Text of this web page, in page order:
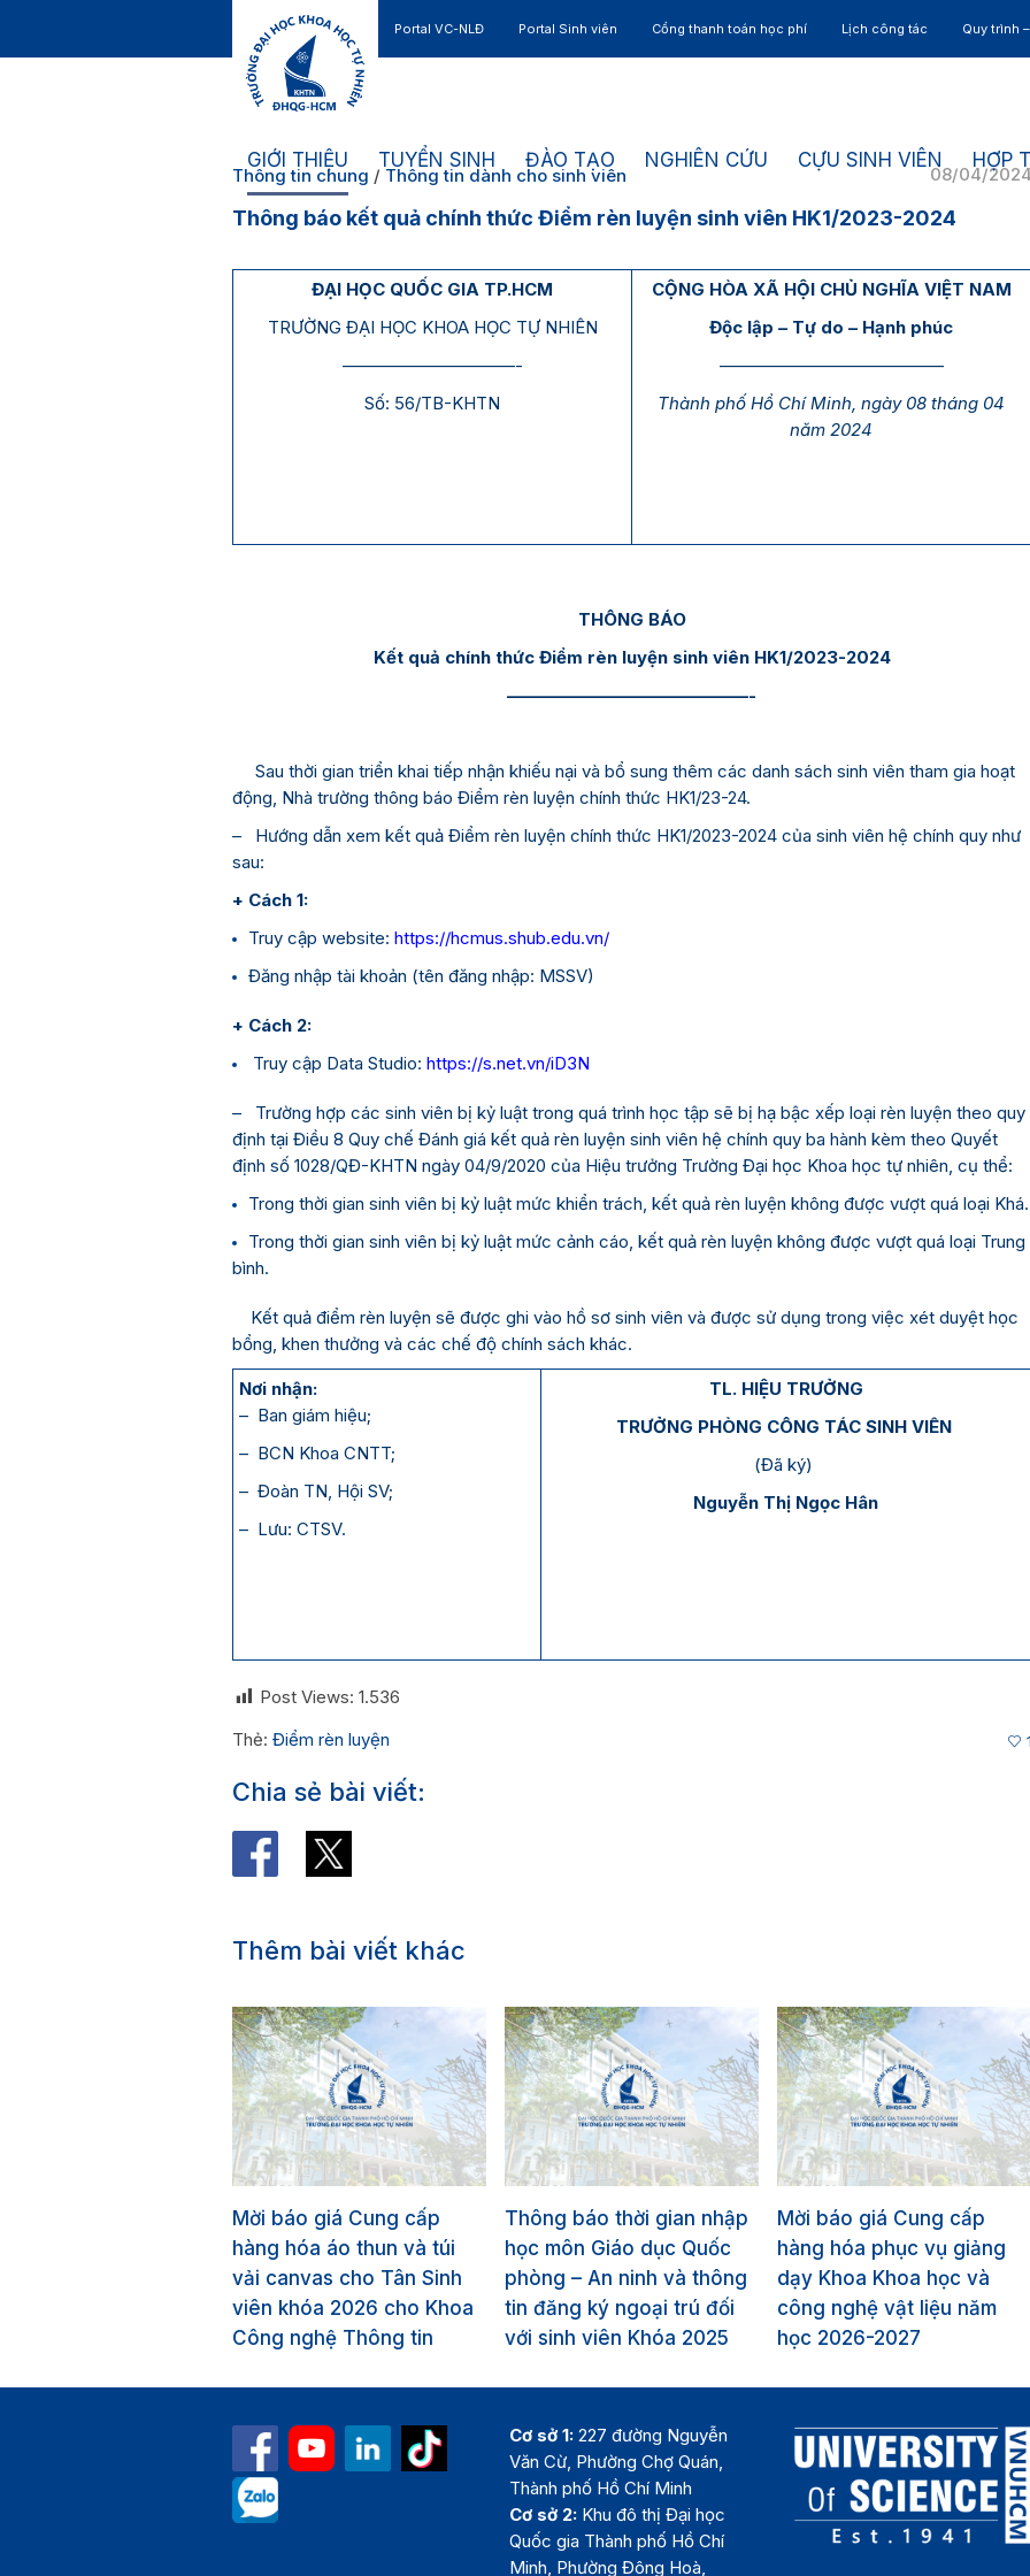
Portal VC-NLĐ Portal Sinh viên Cổng thanh toán học phí Lịch công tác Quy trình
GIỚI THIỆU TUYỂN SINH ĐÀO TẠO NGHIÊN CỨU CỰU SINH VIÊN HỢP
08/04/
Thông tin chung / Thông tin dành cho sinh viên
Thông báo kết quả chính thức Điểm rèn luyện sinh viên HK1/2023-2024
ĐẠI HỌC QUỐC GIA TP.HCM
TRƯỜNG ĐẠI HỌC KHOA HỌC TỰ NHIÊN
——————————-
Số: 56/TB-KHTN
CỘNG HÒA XÃ HỘI CHỦ NGHĨA VIỆT NAM
Độc lập – Tự do – Hạnh phúc
—————————————
Thành phố Hồ Chí Minh, ngày 08 tháng 04
năm 2024
THÔNG BÁO
Kết quả chính thức Điểm rèn luyện sinh viên HK1/2023-2024
——————————————-
Sau thời gian triển khai tiếp nhận khiếu nại và bổ sung thêm các danh sách sinh viên tham gia hoạt
động, Nhà trường thông báo Điểm rèn luyện chính thức HK1/23-24.
– Hướng dẫn xem kết quả Điểm rèn luyện chính thức HK1/2023-2024 của sinh viên hệ chính quy như
sau:
+ Cách 1:
Truy cập website: https://hcmus.shub.edu.vn/
Đăng nhập tài khoản (tên đăng nhập: MSSV)
+ Cách 2:
Truy cập Data Studio: https://s.net.vn/iD3N
– Trường hợp các sinh viên bị kỷ luật trong quá trình học tập sẽ bị hạ bậc xếp loại rèn luyện theo quy
định tại Điều 8 Quy chế Đánh giá kết quả rèn luyện sinh viên hệ chính quy ba hành kèm theo Quyết
định số 1028/QĐ-KHTN ngày 04/9/2020 của Hiệu trưởng Trường Đại học Khoa học tự nhiên, cụ thể:
Trong thời gian sinh viên bị kỷ luật mức khiển trách, kết quả rèn luyện không được vượt quá loại Khá.
Trong thời gian sinh viên bị kỷ luật mức cảnh cáo, kết quả rèn luyện không được vượt quá loại Trung
bình.
Kết quả điểm rèn luyện sẽ được ghi vào hồ sơ sinh viên và được sử dụng trong việc xét duyệt học
bổng, khen thưởng và các chế độ chính sách khác.
Nơi nhận:
– Ban giám hiệu;
– BCN Khoa CNTT;
– Đoàn TN, Hội SV;
– Lưu: CTSV.
TL. HIỆU TRƯỞNG
TRƯỞNG PHÒNG CÔNG TÁC SINH VIÊN
(Đã ký)
Nguyễn Thị Ngọc Hân
Post Views: 1.536
Thẻ: Điểm rèn luyện
Chia sẻ bài viết:
Thêm bài viết khác
Mời báo giá Cung cấp
hàng hóa áo thun và túi
vải canvas cho Tân Sinh
viên khóa 2026 cho Khoa
Công nghệ Thông tin
Thông báo thời gian nhập
học môn Giáo dục Quốc
phòng – An ninh và thông
tin đăng ký ngoại trú đối
với sinh viên Khóa 2025
Mời báo giá Cung cấp
hàng hóa phục vụ giảng
dạy Khoa Khoa học và
công nghệ vật liệu năm
học 2026-2027
Cơ sở 1: 227 đường Nguyễn
Văn Cừ, Phường Chợ Quán,
Thành phố Hồ Chí Minh
Cơ sở 2: Khu đô thị Đại học
Quốc gia Thành phố Hồ Chí
Minh, Phường Đông Hoà,